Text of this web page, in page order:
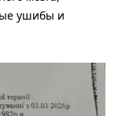
ушибы и